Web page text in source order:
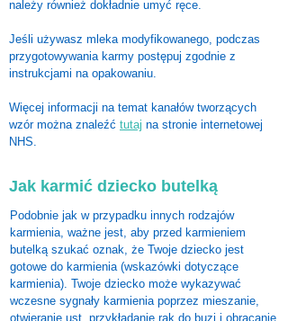
należy również dokładnie umyć ręce.
Jeśli używasz mleka modyfikowanego, podczas
przygotowywania karmy postępuj zgodnie z
instrukcjami na opakowaniu.
Więcej informacji na temat kanałów tworzących
wzór można znaleźć tutaj na stronie internetowej
NHS.
Jak karmić dziecko butelką
Podobnie jak w przypadku innych rodzajów
karmienia, ważne jest, aby przed karmieniem
butelką szukać oznak, że Twoje dziecko jest
gotowe do karmienia (wskazówki dotyczące
karmienia). Twoje dziecko może wykazywać
wczesne sygnały karmienia poprzez mieszanie,
otwieranie ust, przykładanie rąk do buzi i obracanie